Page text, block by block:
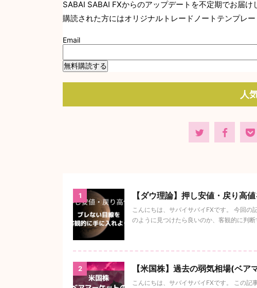
SABAI SABAI FXからのアップデートを不定期でお届け
購読された方にはオリジナルトレードノートテンプレー
Email
人
1 【ダウ理論】押し安値・戻り高
こんにちは、サバイサバイFXです。 今回の
のように見つけたら良いのか、客観的に判
2 【米国株】過去の弱気相場(ベア
こんにちは、サバイサバイFXです。 この記